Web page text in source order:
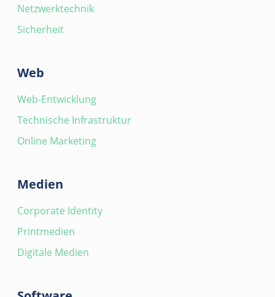
Netzwerktechnik
Sicherheit
Web
Web-Entwicklung
Technische Infrastruktur
Online Marketing
Medien
Corporate Identity
Printmedien
Digitale Medien